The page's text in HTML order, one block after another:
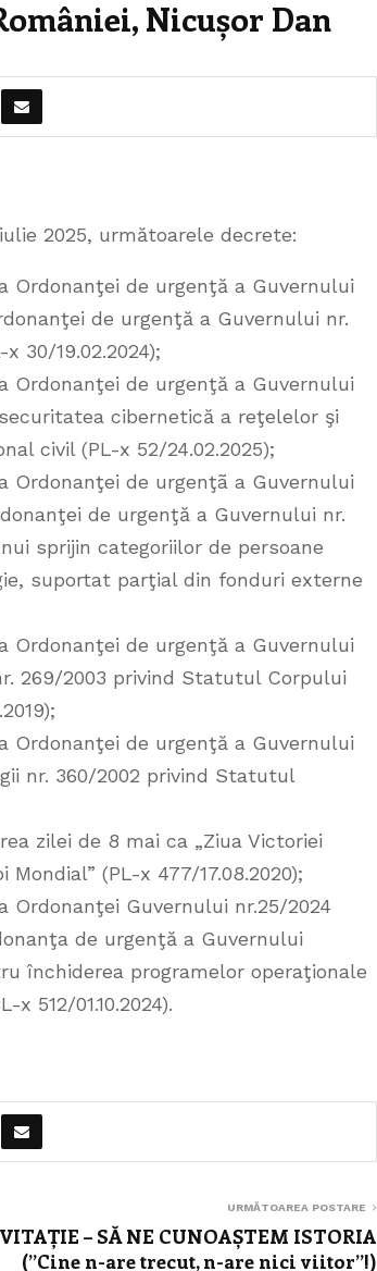
Nicușor Dan
2025, următoarele decrete:
Ordonanţei de urgenţă a Guvernului
de urgenţă a Guvernului nr.
30/19.02.2024);
Ordonanţei de urgenţă a Guvernului
cibernetică a reţelelor şi
civil (PL-x 52/24.02.2025);
Ordonanţei de urgenţã a Guvernului
de urgenţă a Guvernului nr.
sprijin categoriilor de persoane
suportat parţial din fonduri externe
Ordonanţei de urgenţă a Guvernului
269/2003 privind Statutul Corpului
Ordonanţei de urgenţă a Guvernului
nr. 360/2002 privind Statutul
zilei de 8 mai ca „Ziua Victoriei
(PL-x 477/17.08.2020);
Ordonanţei Guvernului nr.25/2024
de urgenţă a Guvernului
închiderea programelor operaţionale
512/01.10.2024).
URMĂTOAREA POSTARE
– SĂ NE CUNOAȘTEM ISTORIA
(”Cine n-are trecut, n-are nici viitor”!)